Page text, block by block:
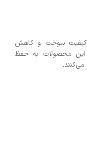
کیفیت سوخت و کاهش
این محصولات به حفظ